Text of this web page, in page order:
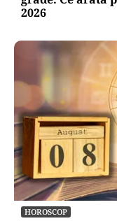
2026
HOROSCOP